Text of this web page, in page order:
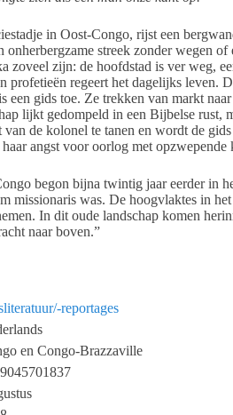
in Oost-Congo, rijst een
onherbergzame streek zonder wegen
zoveel zijn: de hoofdstad is ver weg,
profetieën regeert het dagelijks leven.
een gids toe. Ze trekken van markt
lijkt gedompeld in een Bijbelse rust,
de kolonel te tanen en wordt de gids
angst voor oorlog met opzwepende
begon bijna twintig jaar eerder in
missionaris was. De hoogvlaktes in
In dit oude landschap komen
naar boven.”
reportages
en Congo-Brazzaville